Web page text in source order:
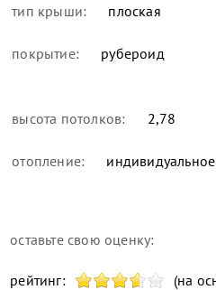
тип крыши: плоская
покрытие: рубероид
высота потолков: 2,78
отопление:
оставьте свою оценку:
рейтинг: (на